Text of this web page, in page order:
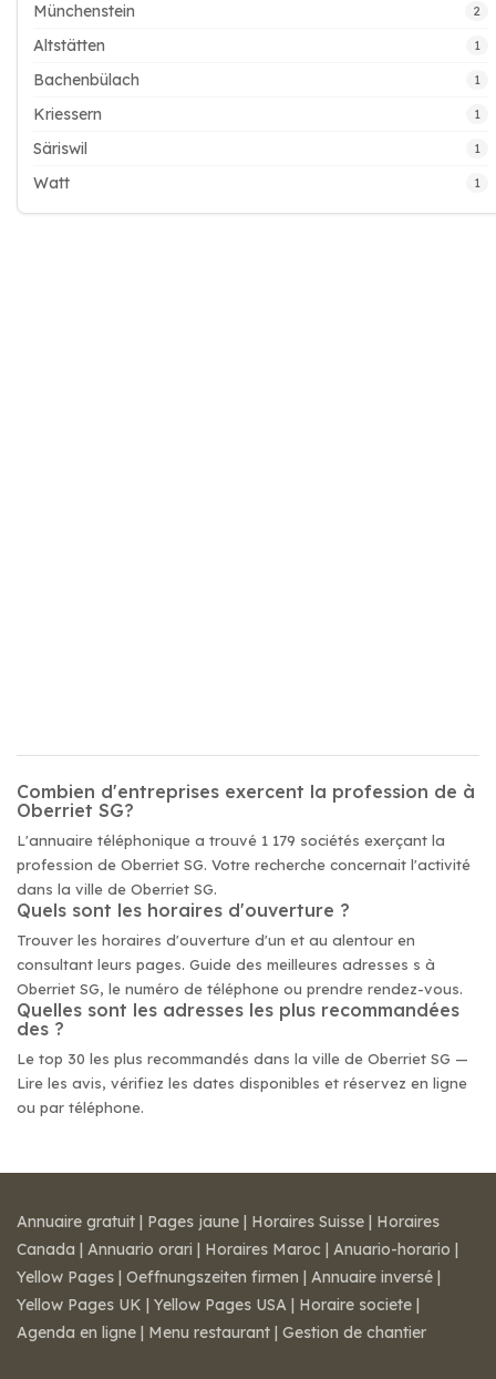
Münchenstein 2
Altstätten 1
Bachenbülach 1
Kriessern 1
Säriswil 1
Watt 1
Combien d'entreprises exercent la profession de à
Oberriet SG?
L'annuaire téléphonique a trouvé 1 179 sociétés exerçant la
profession de Oberriet SG. Votre recherche concernait l'activité
dans la ville de Oberriet SG.
Quels sont les horaires d'ouverture ?
Trouver les horaires d'ouverture d'un et au alentour en
consultant leurs pages. Guide des meilleures adresses s à
Oberriet SG, le numéro de téléphone ou prendre rendez-vous.
Quelles sont les adresses les plus recommandées
des ?
Le top 30 les plus recommandés dans la ville de Oberriet SG —
Lire les avis, vérifiez les dates disponibles et réservez en ligne
ou par téléphone.
Annuaire gratuit | Pages jaune | Horaires Suisse | Horaires
Canada | Annuario orari | Horaires Maroc | Anuario-horario |
Yellow Pages | Oeffnungszeiten firmen | Annuaire inversé |
Yellow Pages UK | Yellow Pages USA | Horaire societe |
Agenda en ligne | Menu restaurant | Gestion de chantier